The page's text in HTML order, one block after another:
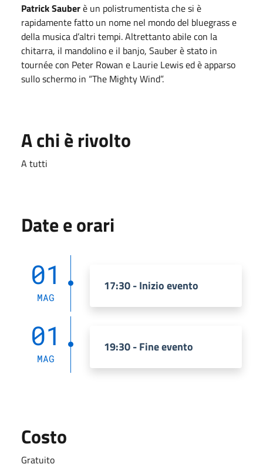
Patrick Sauberè un polistrumentista che si è
rapidamente fatto un nome nel mondo del bluegrass e
della musica d’altri tempi. Altrettanto abile con la
chitarra, il mandolino e il banjo, Sauber è stato in
tournée con Peter Rowan e Laurie Lewis ed è apparso
sullo schermo in “The Mighty Wind”.
A chi è rivolto
A tutti
Date e orari
01
MAG
17:30 - Inizio evento
01
MAG
19:30 - Fine evento
Costo
Gratuito